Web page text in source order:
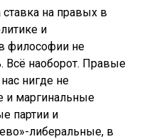
на правых в
и
философии не
Всё наоборот. Правые
нигде не
и маргинальные
партии и
либеральные, в